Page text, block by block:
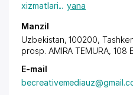
xizmatlari... yana
Manzil
Uzbekistan, 100200,
prosp. AMIRA TEMURA, 108
E-mail